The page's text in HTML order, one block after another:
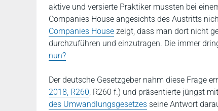
aktive und versierte Praktiker mussten bei
Companies House angesichts des Austritts
Companies House zeigt, dass man dort nicht
durchzuführen und einzutragen. Die immer
nun?
Der deutsche Gesetzgeber nahm diese Frage
2018, R260, R260 f.) und präsentierte jüngst
des Umwandlungsgesetzes seine Antwort